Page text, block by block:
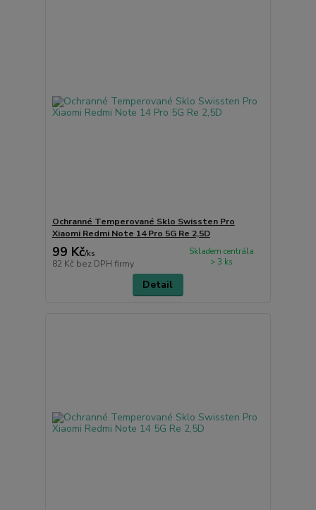
Ochranné Temperované Sklo Swissten Pro
Xiaomi Redmi Note 14 Pro 5G Re 2,5D
99 Kč/ks
82 Kč bez DPH firmy
Skladem centrála
> 3 ks
Detail